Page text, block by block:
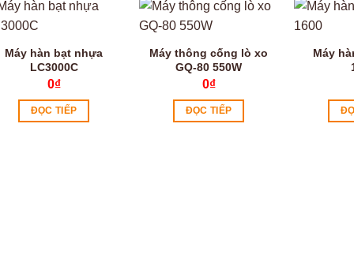
Máy hàn bạt nhựa
LC3000C
0₫
ĐỌC TIẾP
Máy thông cống lò xo
GQ-80 550W
0₫
ĐỌC TIẾP
Máy